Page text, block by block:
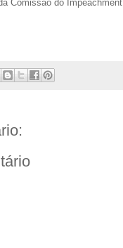
Comissão do Impeachment